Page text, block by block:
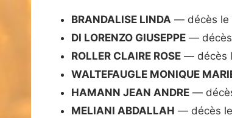
BRANDALISE LINDA — décès le
DI LORENZO GIUSEPPE —
ROLLER CLAIRE ROSE — décès
WALTEFAUGLE MONIQUE
HAMANN JEAN ANDRE —
MELIANI ABDALLAH — décès